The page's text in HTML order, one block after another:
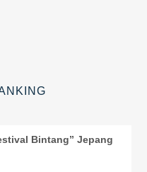
Bintang” Jepang